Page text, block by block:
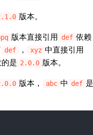
版本。
版本直接引用 def 依赖
def ， xyz 中直接引用
是 2.0.0 版本。
版本， abc 中 def